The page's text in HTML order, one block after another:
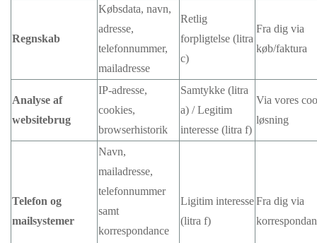
Regnskab
Købsdata, navn,
adresse,
telefonnummer,
mailadresse
Retlig
forpligtelse (litra
c)
Fra dig via
køb/faktura
Analyse af
websitebrug
IP-adresse,
cookies,
browserhistorik
Samtykke (litra
a) / Legitim
interesse (litra f)
Via vores
løsning
Telefon og
mailsystemer
Navn,
mailadresse,
telefonnummer
samt
korrespondance
Ligitim interesse
(litra f)
Fra dig via